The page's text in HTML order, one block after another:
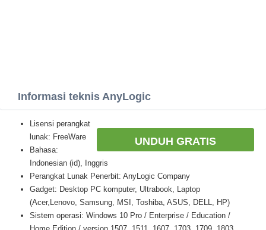
Informasi teknis AnyLogic
UNDUH GRATIS
Lisensi perangkat
lunak: FreeWare
Bahasa:
Indonesian (id), Inggris
Perangkat Lunak Penerbit: AnyLogic Company
Gadget: Desktop PC komputer, Ultrabook, Laptop
(Acer,Lenovo, Samsung, MSI, Toshiba, ASUS, DELL, HP)
Sistem operasi: Windows 10 Pro / Enterprise / Education /